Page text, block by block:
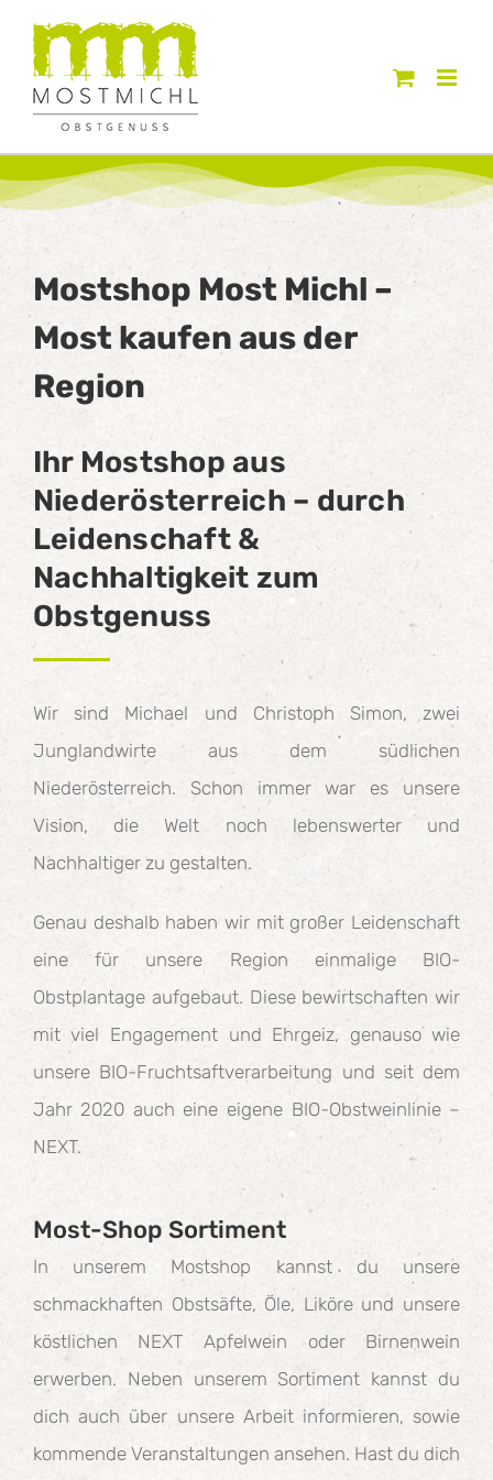
Zum
Inhalt
springen
Mostshop Most Michl –
Most kaufen aus der
Region
Ihr Mostshop aus
Niederösterreich – durch
Leidenschaft &
Nachhaltigkeit zum
Obstgenuss
Wir sind Michael und Christoph Simon, zwei
Junglandwirte aus dem südlichen
Niederösterreich. Schon immer war es unsere
Vision, die Welt noch lebenswerter und
Nachhaltiger zu gestalten.
Genau deshalb haben wir mit großer Leidenschaft
eine für unsere Region einmalige BIO-
Obstplantage aufgebaut. Diese bewirtschaften wir
mit viel Engagement und Ehrgeiz, genauso wie
unsere BIO-Fruchtsaftverarbeitung und seit dem
Jahr 2020 auch eine eigene BIO-Obstweinlinie –
NEXT.
Most-Shop Sortiment
In unserem Mostshop kannst du unsere
schmackhaften Obstsäfte, Öle, Liköre und unsere
köstlichen NEXT Apfelwein oder Birnenwein
erwerben. Neben unserem Sortiment kannst du
dich auch über unsere Arbeit informieren, sowie
kommende Veranstaltungen ansehen. Hast du dich